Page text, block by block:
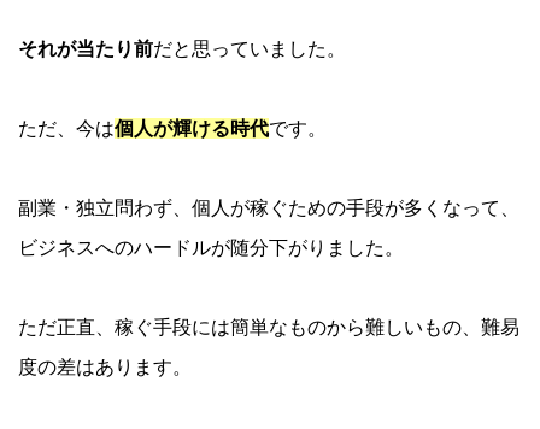
それが当たり前だと思っていました。
ただ、今は個人が輝ける時代です。
副業・独立問わず、個人が稼ぐための手段が多くなって、
ビジネスへのハードルが随分下がりました。
ただ正直、稼ぐ手段には簡単なものから難しいもの、難易
度の差はあります。